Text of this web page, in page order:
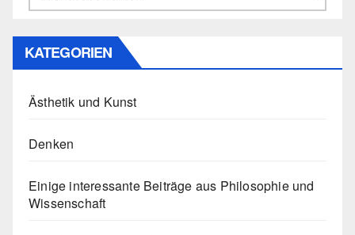
KATEGORIEN
Ästhetik und Kunst
Denken
Einige interessante Beiträge aus Philosophie und
Wissenschaft